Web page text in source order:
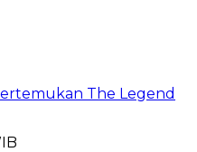
The Legend